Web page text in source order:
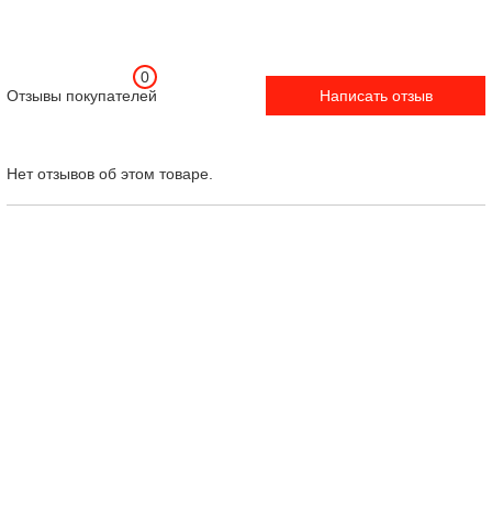
Отзывы покупателей
0
Написать отзыв
Нет отзывов об этом товаре.